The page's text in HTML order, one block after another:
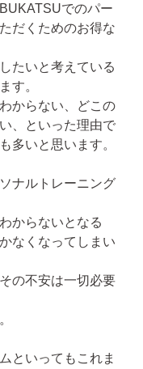
でのパー
だくためのお得な
たいと考えている
す。
からない、どこの
、といった理由で
多いと思います。
ナルトレーニング
からないとなる
なくなってしまい
の不安は一切必要
といってもこれま